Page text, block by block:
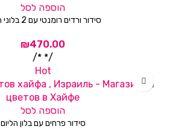
הוספה לסל
סידור ורדים רומנטי עם 2 בלוני הליום
/* */
Hot
הוספה לסל
סידור פרחים עם בלון הליום